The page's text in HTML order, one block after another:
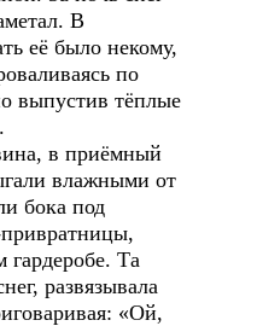
В
её было некому,
по
выпустив тёплые
в приёмный
влажными от
бока под
Та
развязывала
«Ой,